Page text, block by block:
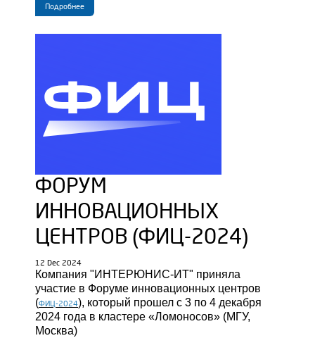
Подробнее
ФОРУМ
ИННОВАЦИОННЫХ
ЦЕНТРОВ (ФИЦ-2024)
12 Dec 2024
Компания "ИНТЕРЮНИС-ИТ" приняла
участие в Форуме инновационных центров
(ФИЦ-2024), который прошел с 3 по 4 декабря
2024 года в кластере «Ломоносов» (МГУ,
Москва)